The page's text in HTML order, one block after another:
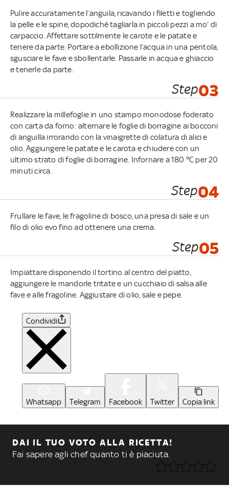
Pulire accuratamente l’anguila, ricavando i filetti e togliendo
la pelle e le spine, dopodiché tagliarla in piccoli pezzi a mo’ di
carpaccio. Affettare sottilmente le carote e le patate e
tenere da parte. Portare a ebollizione l’acqua in una pentola,
sgusciare le fave e sbollentarle. Passarle in acqua e ghiaccio
e tenerle da parte.
Step03
Realizzare la millefoglie in uno stampo monodose foderato
con carta da forno: alternare le foglie di borragine ai bocconi
di anguilla irrorando con la vinaigrette di colatura di alici e
olio. Aggiungere le patate e le carota e chiudere con un
ultimo strato di foglie di borragine. Infornare a 180 °C per 20
minuti circa.
Step04
Frullare le fave, le fragoline di bosco, una presa di sale e un
filo di olio evo fino ad ottenere una crema.
Step05
Impiattare disponendo il tortino al centro del piatto,
aggiungere le mandorle tritate e un cucchiaio di salsa alle
fave e alle fragoline. Aggiustare di olio, sale e pepe.
Condividi
Whatsapp Telegram Facebook Twitter Copia link
DAI IL TUO VOTO ALLA RICETTA!
Fai sapere agli chef quanto ti è piaciuta.